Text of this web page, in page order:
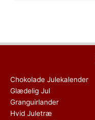
Chokolade Julekalender
Glædelig Jul
Granguirlander
Hvid Juletræ